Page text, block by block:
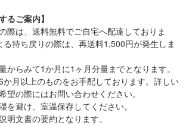
るご案内】
際は、送料無料でご自宅へ配達しておりま
持ち戻りの際は、再送料1,500円が発生しま
からみて1か月に1ヶ月分量までとなります。
か月以上のものをお手配しております。詳しい
望の際にはお問い合わせください。
を避け、室温保存してください。
明文書の要約となります。